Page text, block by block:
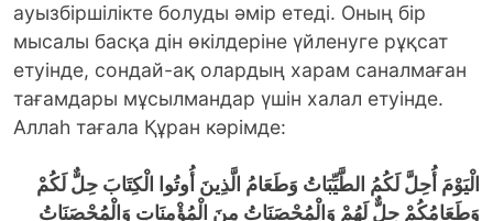
ауызбіршілікте болуды әмір етеді. Оның бір
мысалы басқа дін өкілдеріне үйленуге рұқсат
етуінде, сондай-ақ олардың харам саналмаған
тағамдары мұсылмандар үшін халал етуінде.
Аллаһ тағала Құран кәрімде:
الْيَوْمَ أُحِلَّ لَكُمُ الطَّيِّبَاتُ وَطَعَامُ الَّذِينَ أُوتُوا الْكِتَابَ حِلٌّ لَكُمْ
وَطَعَامُكُمْ حِلٌّ لَهُمْ وَالْمُحْصَنَاتُ مِنَ الْمُؤْمِنَاتِ وَالْمُحْصَنَاتُ